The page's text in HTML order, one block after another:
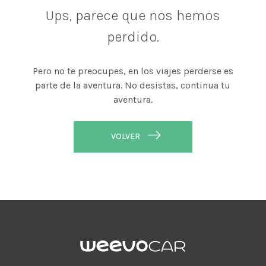
Ups, parece que nos hemos
perdido.
Pero no te preocupes, en los viajes perderse es
parte de la aventura. No desistas, continua tu
aventura.
VOLVER